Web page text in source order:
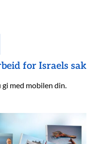
for Israels sak
med mobilen din.